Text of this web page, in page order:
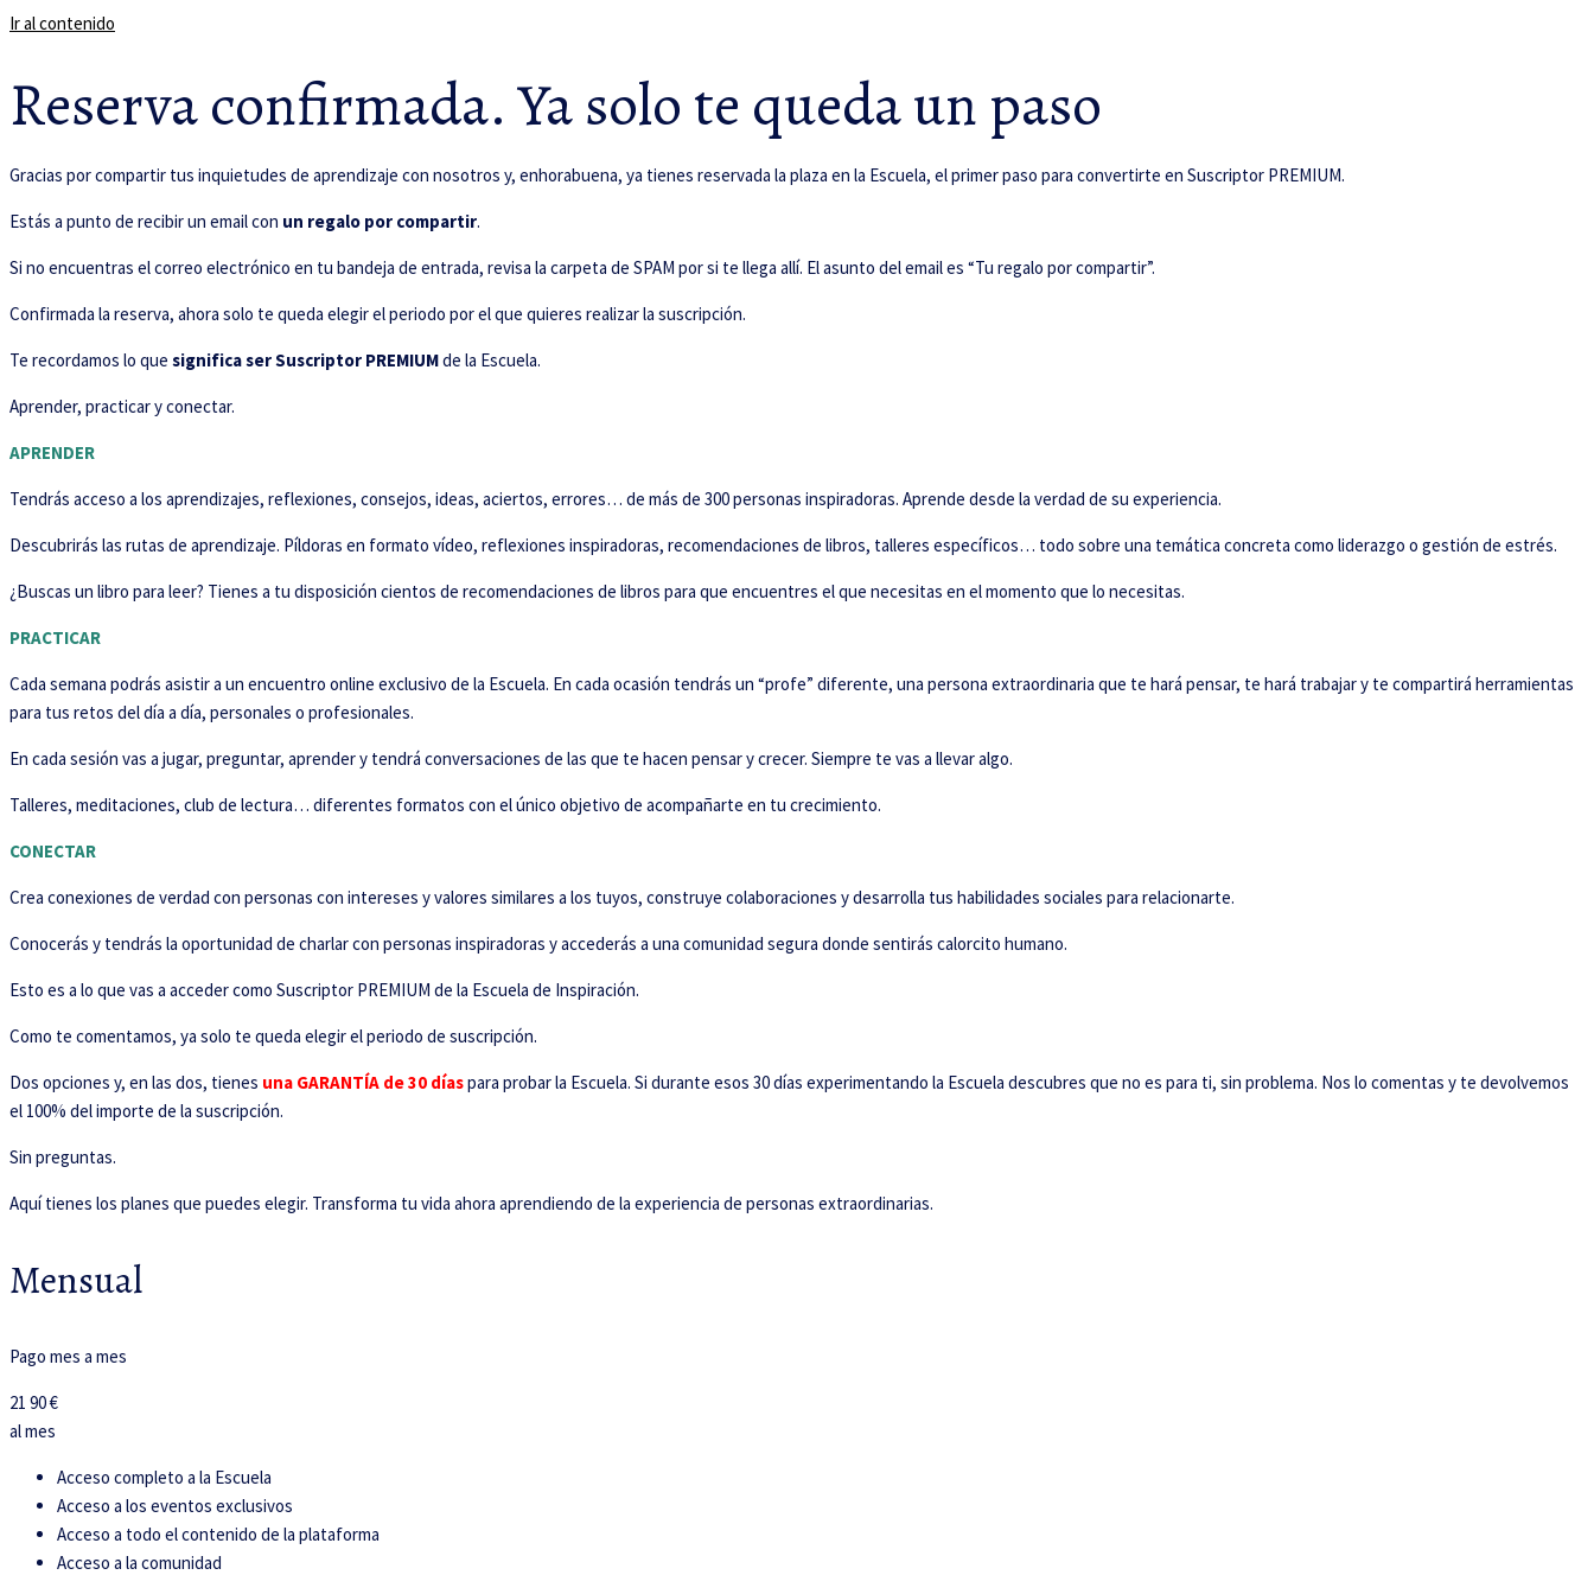
Ir al contenido
Reserva confirmada. Ya solo te queda un paso
Gracias por compartir tus inquietudes de aprendizaje con nosotros y, enhorabuena, ya tienes reservada la plaza en la Escuela, el primer paso para convertirte en Suscriptor PREMIUM.
Estás a punto de recibir un email con un regalo por compartir.
Si no encuentras el correo electrónico en tu bandeja de entrada, revisa la carpeta de SPAM por si te llega allí. El asunto del email es “Tu regalo por compartir”.
Confirmada la reserva, ahora solo te queda elegir el periodo por el que quieres realizar la suscripción.
Te recordamos lo que significa ser Suscriptor PREMIUMde la Escuela.
Aprender, practicar y conectar.
APRENDER
Tendrás acceso a los aprendizajes, reflexiones, consejos, ideas, aciertos, errores… de más de 300 personas inspiradoras. Aprende desde la verdad de su experiencia.
Descubrirás las rutas de aprendizaje. Píldoras en formato vídeo, reflexiones inspiradoras, recomendaciones de libros, talleres específicos… todo sobre una temática concreta como liderazgo o gestión de estrés.
¿Buscas un libro para leer? Tienes a tu disposición cientos de recomendaciones de libros para que encuentres el que necesitas en el momento que lo necesitas.
PRACTICAR
Cada semana podrás asistir a un encuentro online exclusivo de la Escuela. En cada ocasión tendrás un “profe” diferente, una persona extraordinaria que te hará pensar, te hará trabajar y te compartirá herramientas
para tus retos del día a día, personales o profesionales.
En cada sesión vas a jugar, preguntar, aprender y tendrá conversaciones de las que te hacen pensar y crecer. Siempre te vas a llevar algo.
Talleres, meditaciones, club de lectura… diferentes formatos con el único objetivo de acompañarte en tu crecimiento.
CONECTAR
Crea conexiones de verdad con personas con intereses y valores similares a los tuyos, construye colaboraciones y desarrolla tus habilidades sociales para relacionarte.
Conocerás y tendrás la oportunidad de charlar con personas inspiradoras y accederás a una comunidad segura donde sentirás calorcito humano.
Esto es a lo que vas a acceder como Suscriptor PREMIUM de la Escuela de Inspiración.
Como te comentamos, ya solo te queda elegir el periodo de suscripción.
Dos opciones y, en las dos, tienes una GARANTÍA de 30 díaspara probar la Escuela. Si durante esos 30 días experimentando la Escuela descubres que no es para ti, sin problema. Nos lo comentas y te devolvemos
el 100% del importe de la suscripción.
Sin preguntas.
Aquí tienes los planes que puedes elegir. Transforma tu vida ahora aprendiendo de la experiencia de personas extraordinarias.
Mensual
Pago mes a mes
21 90 €
al mes
Acceso completo a la Escuela
Acceso a los eventos exclusivos
Acceso a todo el contenido de la plataforma
Acceso a la comunidad